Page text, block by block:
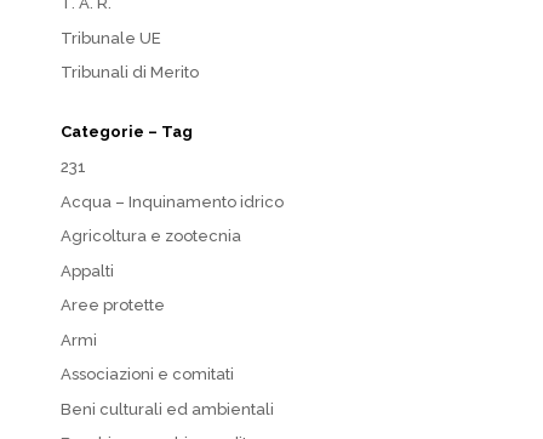
Tribunale UE
Tribunali di Merito
Categorie – Tag
231
Acqua – Inquinamento idrico
Agricoltura e zootecnia
Appalti
Aree protette
Armi
Associazioni e comitati
Beni culturali ed ambientali